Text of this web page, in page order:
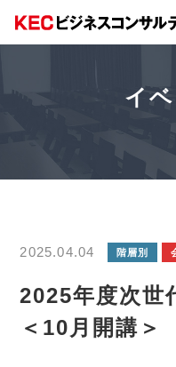
イ
2025.04.04 階層別
2025年度次世
＜10月開講＞